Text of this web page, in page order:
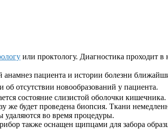
или проктологу. Диагностика проходит в
пациента и истории болезни
отсутствии новообразований у пациента.
состояние слизистой оболочки
же будет проведена биопсия. Ткани
удаляются во время процедуры.
также оснащен щипцами для забора